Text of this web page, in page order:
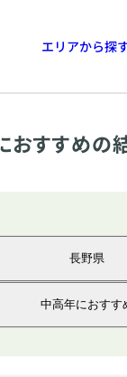
エリアから探
おすすめの
長野県
中高年におすす